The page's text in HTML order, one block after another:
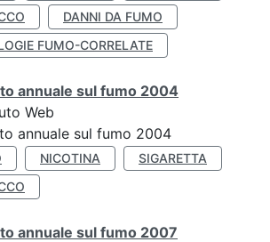
DANNI DA FUMO
FUMO-CORRELATE
annuale sul fumo 2004
Web
annuale sul fumo 2004
NICOTINA
SIGARETTA
annuale sul fumo 2007